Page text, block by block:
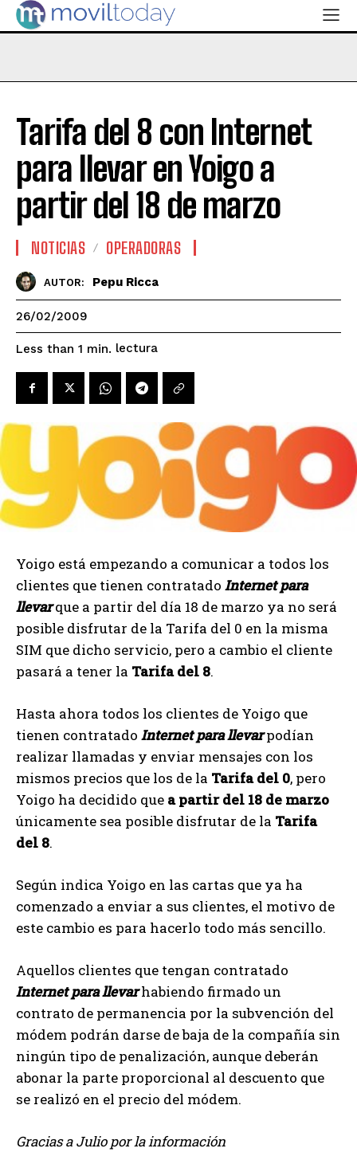
Tarifa del 8 con Internet
para llevar en Yoigo a
partir del 18 de marzo
NOTICIAS OPERADORAS
AUTOR: Pepu Ricca
26/02/2009
Less than 1 min. lectura
Yoigo está empezando a comunicar a todos los
clientes que tienen contratado Internet para
llevarque a partir del día 18 de marzo ya no será
posible disfrutar de la Tarifa del 0 en la misma
SIM que dicho servicio, pero a cambio el cliente
pasará a tener la Tarifa del 8.
Hasta ahora todos los clientes de Yoigo que
tienen contratado Internet para llevarpodían
realizar llamadas y enviar mensajes con los
mismos precios que los de la Tarifa del 0, pero
Yoigo ha decidido que a partir del 18 de marzo
únicamente sea posible disfrutar de la Tarifa
del 8.
Según indica Yoigo en las cartas que ya ha
comenzado a enviar a sus clientes, el motivo de
este cambio es para hacerlo todo más sencillo.
Aquellos clientes que tengan contratado
Internet para llevarhabiendo firmado un
contrato de permanencia por la subvención del
módem podrán darse de baja de la compañía sin
ningún tipo de penalización, aunque deberán
abonar la parte proporcional al descuento que
se realizó en el precio del módem.
Gracias a Julio por la información